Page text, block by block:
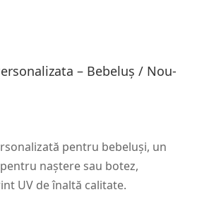
– Bebeluș / Nou-
pentru bebeluși, un
naștere sau botez,
UV de înaltă calitate.